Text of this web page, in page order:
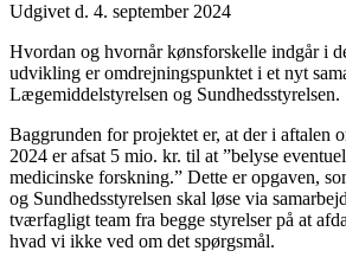
Udgivet d. 4. september 2024
Hvordan og hvornår kønsforskelle indgår i
udvikling er omdrejningspunktet i et nyt
Lægemiddelstyrelsen og Sundhedsstyrelsen.
Baggrunden for projektet er, at der i aftalen
2024 er afsat 5 mio. kr. til at ”belyse
medicinske forskning.” Dette er opgaven,
og Sundhedsstyrelsen skal løse via
tværfagligt team fra begge styrelser på at
hvad vi ikke ved om det spørgsmål.